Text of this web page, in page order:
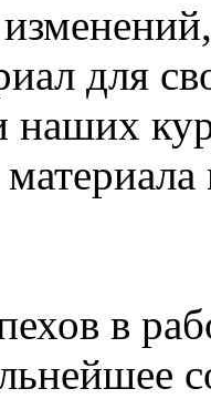
для
наших
в